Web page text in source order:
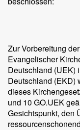
Zur Vorbereitung
Evangelischer
Deutschland (UEK)
Deutschland (EKD)
dieses
und 10 GO.UEK
Gesichtspunkt, den